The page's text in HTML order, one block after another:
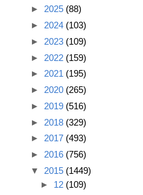
► 2025 (88)
► 2024 (103)
► 2023 (109)
► 2022 (159)
► 2021 (195)
► 2020 (265)
► 2019 (516)
► 2018 (329)
► 2017 (493)
► 2016 (756)
▼ 2015 (1449)
► 12 (109)